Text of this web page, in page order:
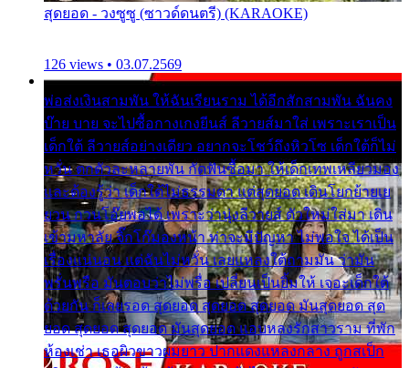
สุดยอด - วงซูซู (ซาวด์ดนตรี) (KARAOKE)
126 views • 03.07.2569
พ่อส่งเงินสามพัน ให้ฉันเรียนราม ได้อีกสักสามพัน ฉันคง
บ๊าย บาย จะไปซื้อกางเกงยีนส์ ลีวายส์มาใส่ เพราะเราเป็น
เด็กใต้ ลีวายส์อย่างเดียว อยากจะโชว์ถึงหิวโซ เด็กใต้ก็ไม่
หวั่น ตกตัวละหลายพัน กัดฟันซื้อมา ให้เด็กเทพเหลียวมอง
และต้องรู้ว่า เด็กใต้ไม่ธรรมดา แต่สุดยอด เดินโยกย้ายเย
ยวน กวนโอ๊ยพอได้ เพราะว่านุ่งลีวายส์ ตัวใหม่ใส่มา เดิน
เข้ามหาลัย จิ๊กโก๊มองหน้า ท่าจะมีปัญหา ไม่พอใจ ได้เป็น
เรื่องแน่นอน แต่ฉันไม่หวั่น เลยแหลงใต้ถามมัน ว่ามัน
พรั่นพรือ มันตอบว่าไม่พรื่อ เปลี่ยนเป็นยิ้มให้ เจอะเด็กใต้
ด้วยกัน ก็เลยรอด สุดยอด สุดยอด สุดยอด มันสุดยอด สุด
ยอด สุดยอด สุดยอด มันสุดยอด แอบหลงรักสาวราม ที่พัก
ห้องเช่า เธอผิวขาวผมยาว ปากแดงแหลงกลาง ถูกสเป็ก